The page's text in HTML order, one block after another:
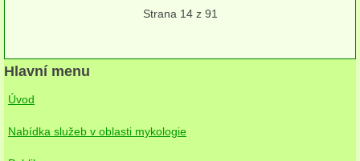
Strana 14 z 91
Hlavní menu
Úvod
Nabídka služeb v oblasti mykologie